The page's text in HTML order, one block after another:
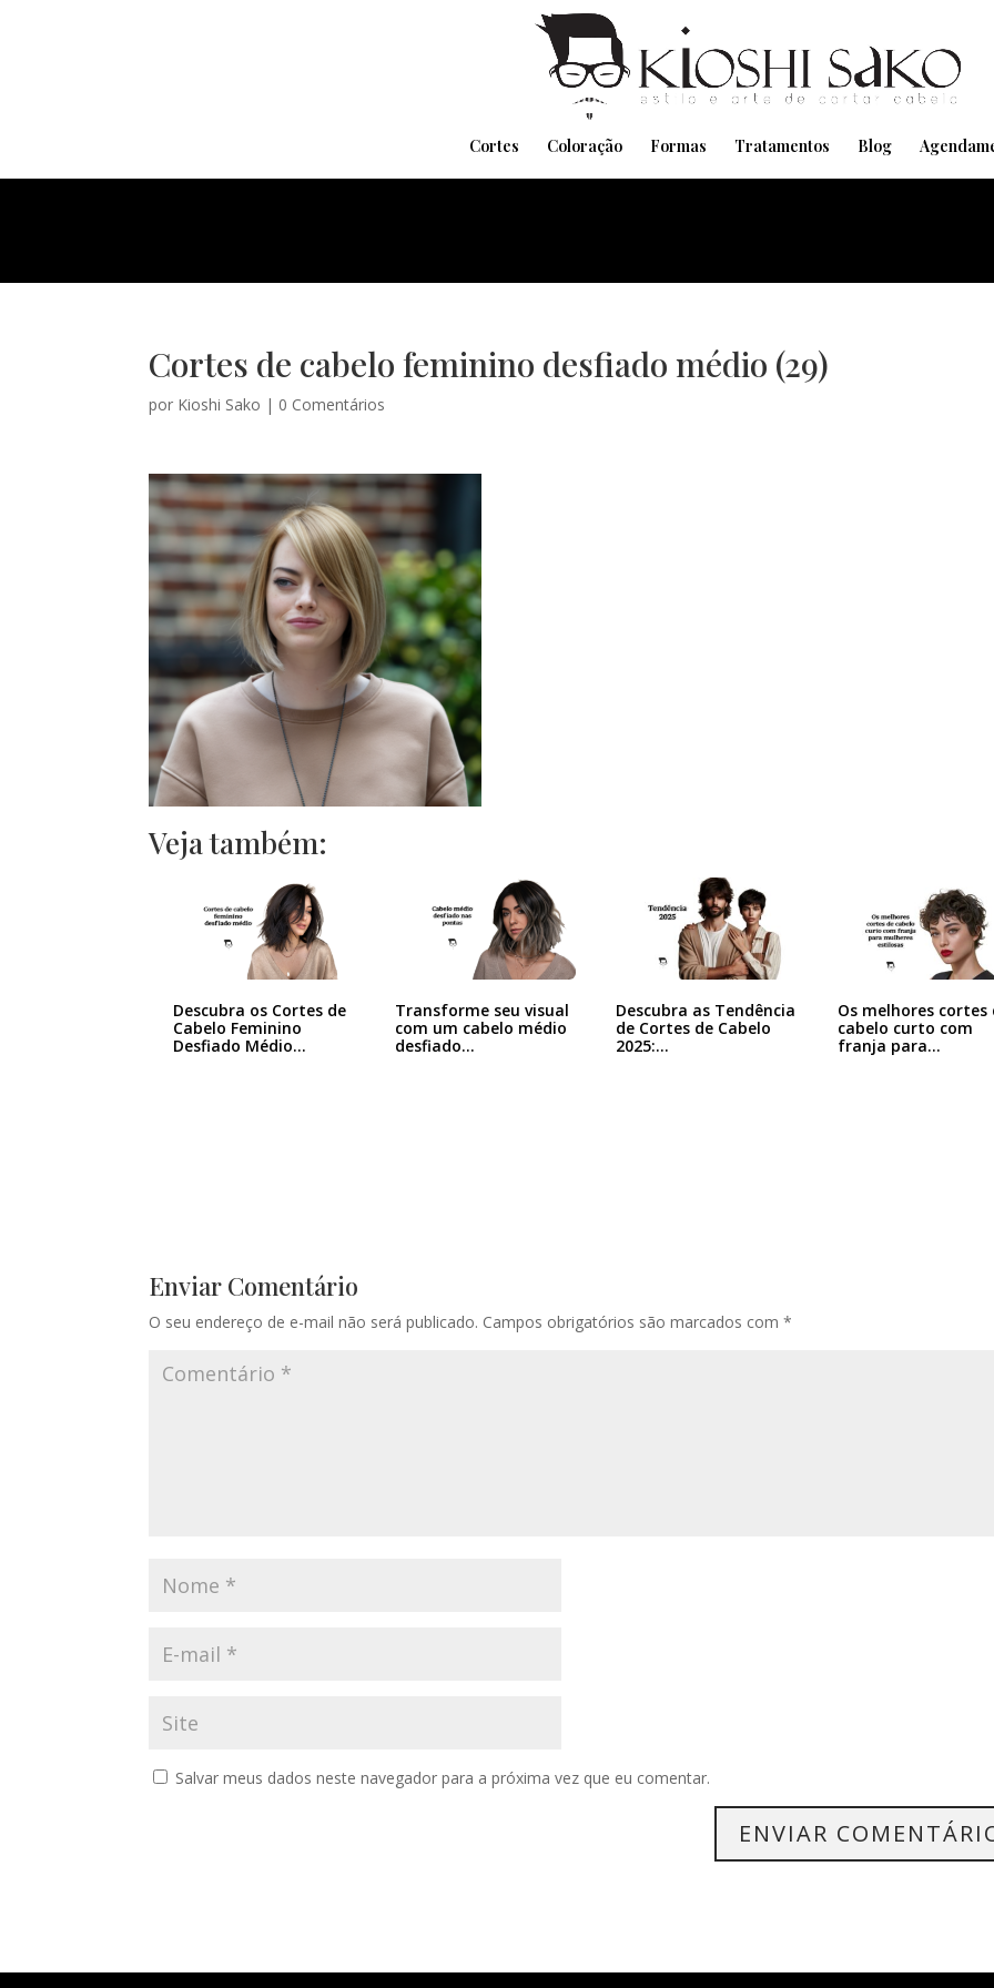
Cortes Coloração Formas Tratamentos Blog
Cortes de cabelo feminino desfiado médio (29)
por Kioshi Sako | 0 Comentários
Veja também:
Descubra os Cortes de
Cabelo Feminino
Desfiado Médio…
Transforme seu visual
com um cabelo médio
desfiado…
Descubra as Tendência
de Cortes de Cabelo
2025:…
Os melhores cortes
cabelo curto com
franja para…
Enviar Comentário
O seu endereço de e-mail não será publicado. Campos obrigatórios são marcados com*
Salvar meus dados neste navegador para a próxima vez que eu comentar.
Pensando em transformar seu Visual??
Agende pelo Whatsapp